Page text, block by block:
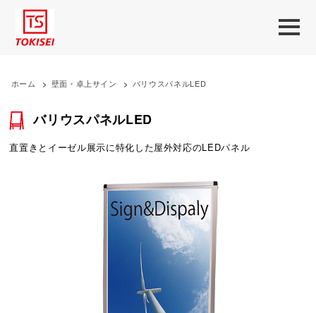
ホーム > 壁面・卓上サイン > バリウスパネルLED
バリウスパネルLED
直置きとイーゼル展示に特化した屋外対応のLEDパネル